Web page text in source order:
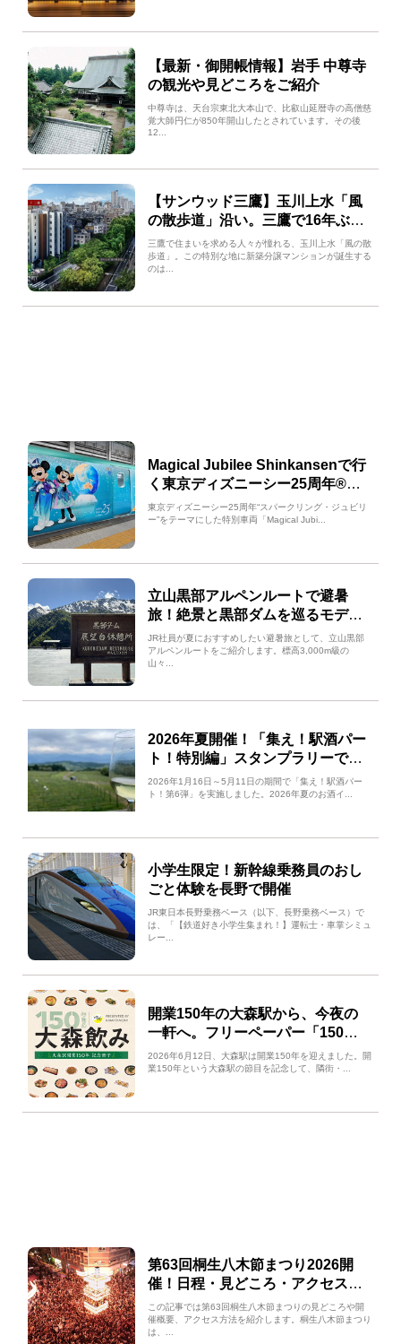
【最新・御開帳情報】岩手 中尊寺
の観光や見どころをご紹介
中尊寺は、天台宗東北大本山で、比叡山延暦寺の高僧慈
覚大師円仁が850年開山したとされています。その後
12...
【サンウッド三鷹】玉川上水「風
の散歩道」沿い。三鷹で16年ぶり
となる、待望の新築レジデンス
三鷹で住まいを求める人々が憧れる、玉川上水「風の散
歩道」。この特別な地に新築分譲マンションが誕生する
のは...
Magical Jubilee Shinkansenで行
く東京ディズニーシー25周年®情
報第2弾
東京ディズニーシー25周年“スパークリング・ジュビリ
ー”をテーマにした特別車両「Magical Jubi...
立山黒部アルペンルートで避暑
旅！絶景と黒部ダムを巡るモデル
コース
JR社員が夏におすすめしたい避暑旅として、立山黒部
アルペンルートをご紹介します。標高3,000m級の
山々...
2026年夏開催！「集え！駅酒パー
ト！特別編」スタンプラリーで長
野のワイン・シードル・ビールを
満喫
2026年1月16日～5月11日の期間で「集え！駅酒パー
ト！第6弾」を実施しました。2026年夏のお酒イ...
小学生限定！新幹線乗務員のおし
ごと体験を長野で開催
JR東日本長野乗務ベース（以下、長野乗務ベース）で
は、「【鉄道好き小学生集まれ！】運転士・車掌シミュ
レー...
開業150年の大森駅から、今夜の
一軒へ。フリーペーパー「150年
目の大森飲み」誕生！
2026年6月12日、大森駅は開業150年を迎えました。開
業150年という大森駅の節目を記念して、隣街・...
第63回桐生八木節まつり2026開
催！日程・見どころ・アクセス情
報を紹介
この記事では第63回桐生八木節まつりの見どころや開
催概要、アクセス方法を紹介します。桐生八木節まつり
は、...